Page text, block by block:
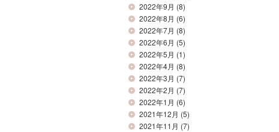
2022年9月 (8)
2022年8月 (6)
2022年7月 (8)
2022年6月 (5)
2022年5月 (1)
2022年4月 (8)
2022年3月 (7)
2022年2月 (7)
2022年1月 (6)
2021年12月 (5)
2021年11月 (7)